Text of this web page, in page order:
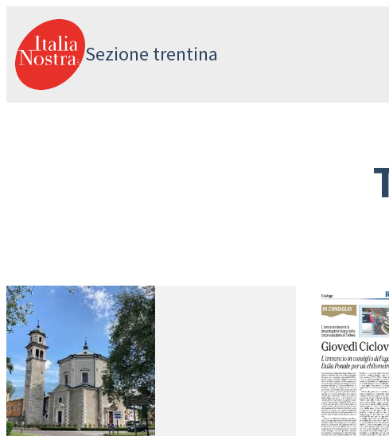
al
contenuto
Sezione trentina